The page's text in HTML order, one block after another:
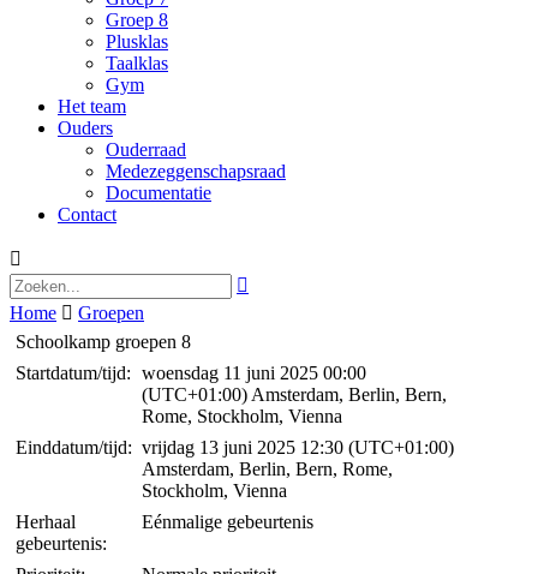
Groep 8
Plusklas
Taalklas
Gym
Het team
Ouders
Ouderraad
Medezeggenschapsraad
Documentatie
Contact


Home  Groepen
Schoolkamp groepen 8
Startdatum/tijd: woensdag 11 juni 2025 00:00
(UTC+01:00) Amsterdam, Berlin, Bern,
Rome, Stockholm, Vienna
Einddatum/tijd: vrijdag 13 juni 2025 12:30 (UTC+01:00)
Amsterdam, Berlin, Bern, Rome,
Stockholm, Vienna
Herhaal
gebeurtenis:
Eénmalige gebeurtenis